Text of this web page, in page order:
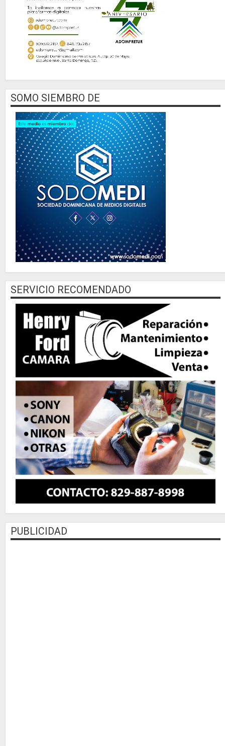
SOMO SIEMBRO DE
SERVICIO RECOMENDADO
PUBLICIDAD